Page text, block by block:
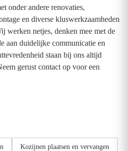
onder andere renovaties,
en diverse kluswerkzaamheden
werken netjes, denken mee met de
aan duidelijke communicatie en
staan bij ons altijd
gerust contact op voor een
Kozijnen plaatsen en vervangen